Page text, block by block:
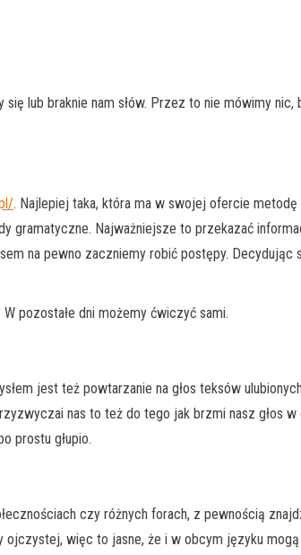
lub braknie nam słów. Przez to nie mówimy nic,
. Najlepiej taka, która ma w swojej ofercie metodę
gramatyczne. Najważniejsze to przekazać
na pewno zaczniemy robić postępy. Decydując
pozostałe dni możemy ćwiczyć sami.
jest też powtarzanie na głos teksów
nas to też do tego jak brzmi nasz głos w
prostu głupio.
czy różnych forach, z pewnością
ojczystej, więc to jasne, że i w obcym języku